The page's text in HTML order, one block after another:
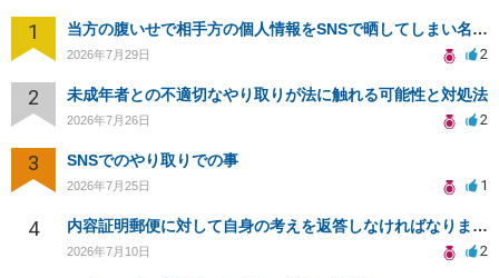
1 当方の腹いせで相手方の個人情報をSNSで晒してしまい名誉毀損させてしまったかもしれない
2026年7月29日 2
2 未成年者との不適切なやり取りが法に触れる可能性と対処法
2026年7月26日 2
3 SNSでのやり取りでの事
2026年7月25日 1
4 内容証明郵便に対して自身の考えを返答しなければなりませんか？
2026年7月10日 2